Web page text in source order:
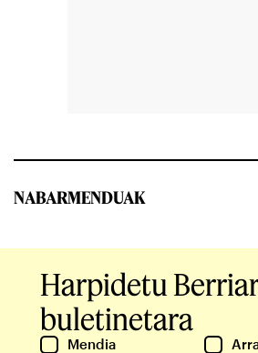
NABARMENDUAK
Harpidetu
buletinetara
Mendia